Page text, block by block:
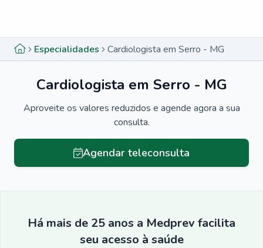
Especialidades Cardiologista em Serro - MG
Cardiologista em Serro - MG
Aproveite os valores reduzidos e agende agora a sua
consulta.
Agendar teleconsulta
Há mais de 25 anos a Medprev facilita
seu acesso à saúde